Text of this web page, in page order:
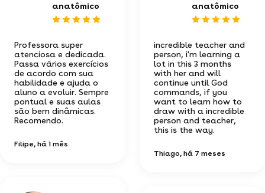
anatômico
Professora super
atenciosa e dedicada.
Passa vários exercícios
de acordo com sua
habilidade e ajuda o
aluno a evoluir. Sempre
pontual e suas aulas
são bem dinâmicas.
Recomendo.
Filipe, há 1 mês
anatômico
incredible teacher and
person, i'm learning a
lot in this 3 months
with her and will
continue until God
commands, if you
want to learn how to
draw with a incredible
person and teacher,
this is the way.
Thiago, há 7 meses